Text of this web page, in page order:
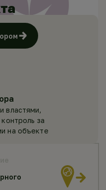
властями,
за
на объекте